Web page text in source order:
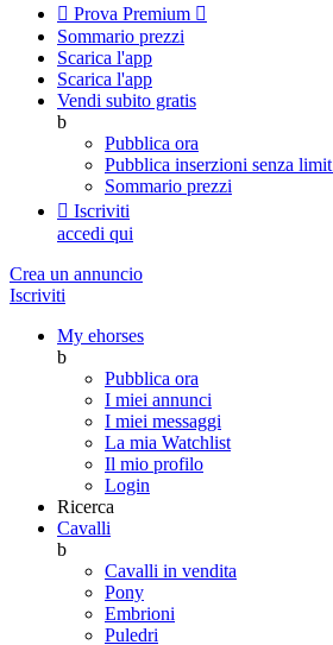
 Prova Premium 
Sommario prezzi
Scarica l'app
Scarica l'app
Vendi subito gratis
b
Pubblica ora
Pubblica inserzioni senza limit
Sommario prezzi
 Iscriviti
accedi qui
Crea un annuncio
Iscriviti
My ehorses
b
Pubblica ora
I miei annunci
I miei messaggi
La mia Watchlist
Il mio profilo
Login
Ricerca
Cavalli
b
Cavalli in vendita
Pony
Embrioni
Puledri